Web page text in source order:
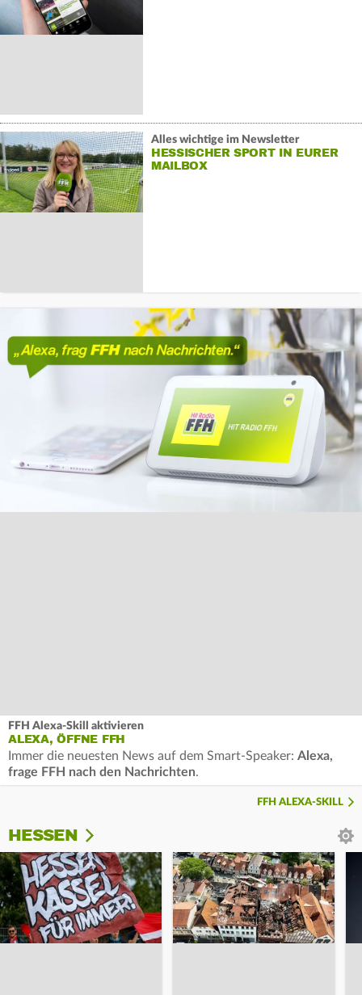
Alles wichtige im Newsletter
HESSISCHER SPORT IN EURER
MAILBOX
FFH Alexa-Skill aktivieren
ALEXA, ÖFFNE FFH
Immer die neuesten News auf dem Smart-Speaker: Alexa,
frage FFH nach den Nachrichten.
FFH ALEXA-SKILL
HESSEN